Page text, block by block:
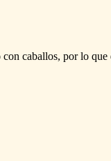
con caballos, por lo que